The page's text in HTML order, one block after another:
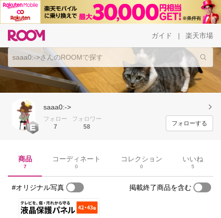
ガイド 楽天市場
saaa0:->
フォロー
7
フォロワー
58
フォローする
商品
7
コーディネート
0
コレクション
0
いいね
5
#オリジナル写真 掲載終了商品を含む